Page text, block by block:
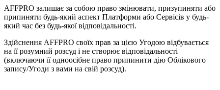
AFFPRO залишає за собою право змінювати, призупиняти або
припиняти будь-який аспект Платформи або Сервісів у будь-
який час без будь-якої відповідальності.
Здійснення AFFPRO своїх прав за цією Угодою відбувається
на її розумний розсуд і не створює відповідальності
(включаючи її одноосібне право припинити дію Облікового
запису/Угоди з вами на свій розсуд).